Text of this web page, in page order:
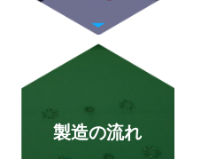
製造の流れ